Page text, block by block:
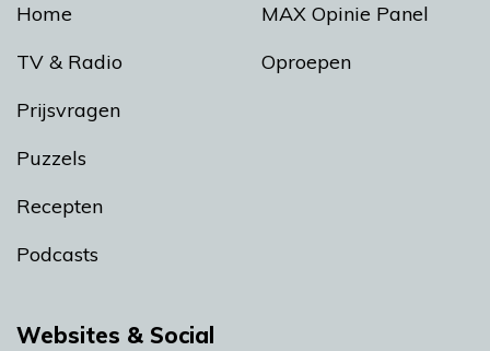
Home
TV & Radio
Prijsvragen
Puzzels
Recepten
Podcasts
MAX Opinie Panel
Oproepen
Websites & Social